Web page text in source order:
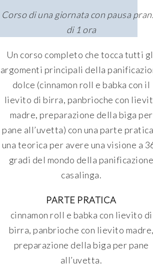
Corso di una giornata con pausa
di 1 ora
Un corso completo che tocca tutti
argomenti principali della
dolce (cinnamon roll e babka con il
lievito di birra, panbrioche con
madre, preparazione della biga per
pane all’uvetta) con una parte
una teorica per avere una visione a
gradi del mondo della panificazione
casalinga.
PARTE PRATICA
cinnamon roll e babka con lievito di
birra, panbrioche con lievito madre,
preparazione della biga per pane
all’uvetta.